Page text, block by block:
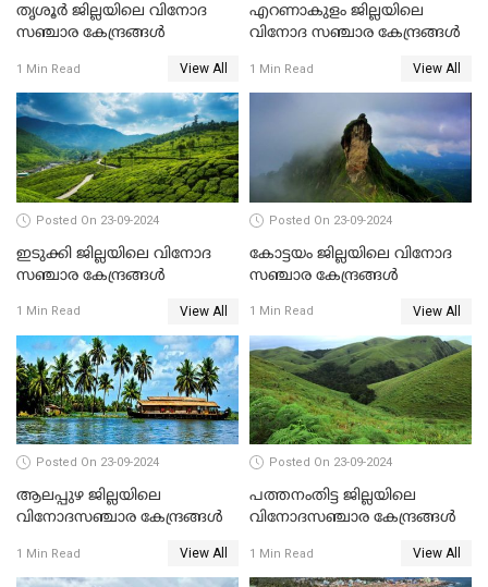
തൃശൂർ ജില്ലയിലെ വിനോദ
സഞ്ചാര കേന്ദ്രങ്ങൾ
1 Min Read View All
എറണാകുളം ജില്ലയിലെ
വിനോദ സഞ്ചാര കേന്ദ്രങ്ങൾ
1 Min Read View All
Posted On 23-09-2024
ഇടുക്കി ജില്ലയിലെ വിനോദ
സഞ്ചാര കേന്ദ്രങ്ങൾ
1 Min Read View All
Posted On 23-09-2024
കോട്ടയം ജില്ലയിലെ വിനോദ
സഞ്ചാര കേന്ദ്രങ്ങൾ
1 Min Read View All
Posted On 23-09-2024
ആലപ്പുഴ ജില്ലയിലെ
വിനോദസഞ്ചാര കേന്ദ്രങ്ങൾ
1 Min Read View All
Posted On 23-09-2024
പത്തനംതിട്ട ജില്ലയിലെ
വിനോദസഞ്ചാര കേന്ദ്രങ്ങൾ
1 Min Read View All